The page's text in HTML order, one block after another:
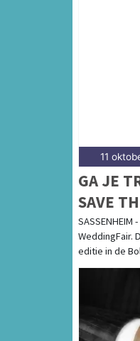
11
GA JE
SAVE
WeddingFair.
editie in de